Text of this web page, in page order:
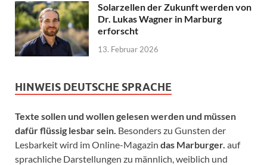
Solarzellen der Zukunft werden von
Dr. Lukas Wagner in Marburg
erforscht
13. Februar 2026
HINWEIS DEUTSCHE SPRACHE
Texte sollen und wollen gelesen werden und müssen
dafür flüssig lesbar sein. Besonders zu Gunsten der
Lesbarkeit wird im Online-Magazin das Marburger. auf
sprachliche Darstellungen zu männlich, weiblich und